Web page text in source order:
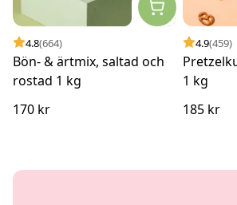
4.8(664)
Bön- & ärtmix, saltad och
rostad 1 kg
170 kr
4.9(459)
1 kg
185 kr